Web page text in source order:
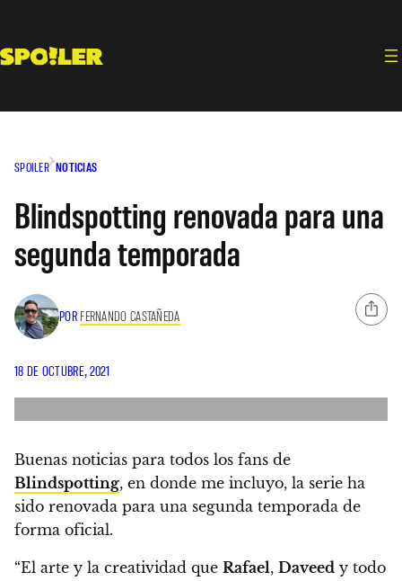
contenido
SPOILER NOTICIAS
Blindspotting renovada para una
segunda temporada
POR FERNANDO CASTAÑEDA
18 DE OCTUBRE, 2021
Buenas noticias para todos los fans de
Blindspotting, en donde me incluyo, la serie ha
sido renovada para una segunda temporada de
forma oficial.
“El arte y la creatividad que Rafael, Daveed y todo